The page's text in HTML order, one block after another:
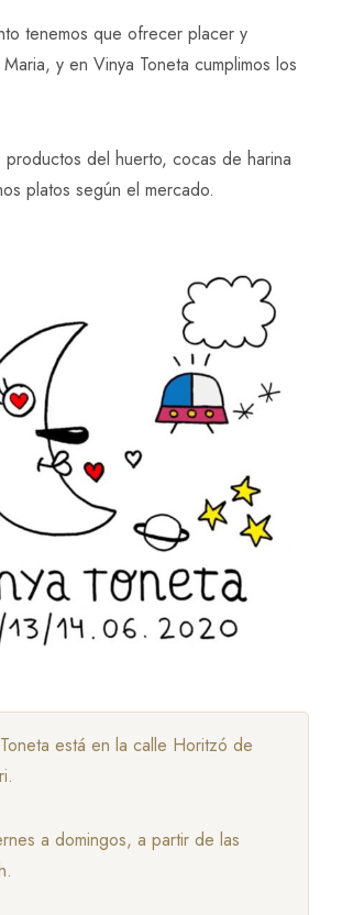
tenemos que ofrecer placer y
y en Vinya Toneta cumplimos los
productos del huerto, cocas de harina
platos según el mercado.
está en la calle Horitzó de
a domingos, a partir de las